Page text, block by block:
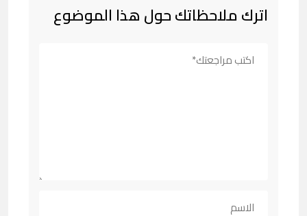
اترك ملاحظاتك حول هذا الموضوع